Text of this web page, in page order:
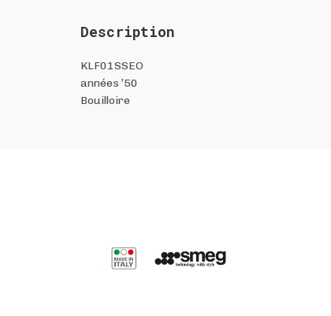
Description
KLF01SSEO
années ’50
Bouilloire